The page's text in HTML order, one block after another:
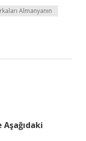
Almanyanın
Aşağıdaki